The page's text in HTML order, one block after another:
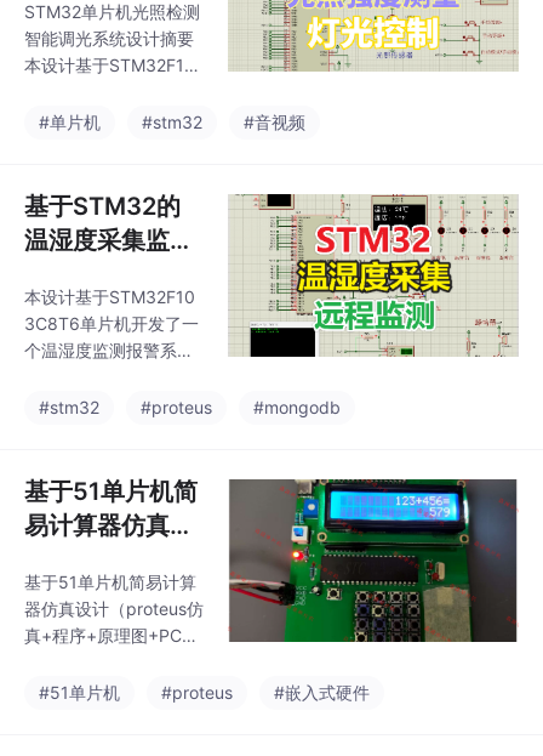
仿真+代码+报告
+讲解视频
STM32单片机光照检测
智能调光系统设计摘要
本设计基于STM32F10
能光照调节系统，包含
通过光照传感器检测环
境光强（0-999lx），
在自动模式下能根据光
s）自动调节LED亮度
（10%-100%，5档可
调），也可通过按键切
显示屏实时显示光照
控制
#单片机 #stm32 #音视频
基于STM32的
温湿度采集监测
proteus仿真
+程序代码+设计
本设计基于STM32F10
3C8T6单片机开发了一
个温湿度监测报警系
能： 通过DHT11传感器
示当前温湿度和预设报
警阈值 支持按键设置温
度/湿度报警阈值（默认
-80%） 超限时触发声
光报警（蜂鸣器和LED
指示灯） 支持通过ESP
据到OneNET云平台 采
#stm32 #proteus #mongodb
基于51单片机简
易计算器仿真设
真+程序+嘉立创
原理图PCB+设
基于51单片机简易计算
器仿真设计（proteus仿
真+程序+原理图+PCB
本：proteus 7.8原理图
#51单片机 #proteus #嵌入式硬件